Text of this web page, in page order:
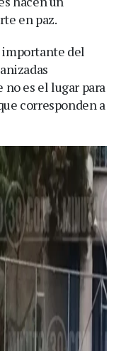
en paz.
importante del
es el lugar para
corresponden a